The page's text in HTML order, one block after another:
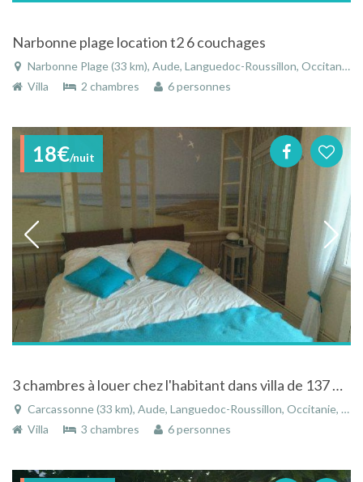
Narbonne plage location t2 6 couchages
Narbonne Plage (33 km), Aude, Languedoc-Roussillon, Occitanie, France
Villa
2 chambres 6 personnes
18€/nuit
3 chambres à louer chez l'habitant dans villa de 137 m2 habitable
Carcassonne (33 km), Aude, Languedoc-Roussillon, Occitanie, France
Villa
3 chambres 6 personnes